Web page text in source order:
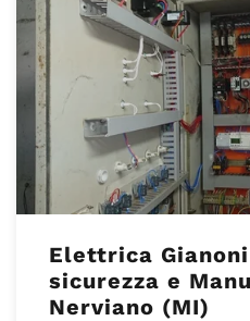
Elettrica
sicurezza e
Nerviano (MI)